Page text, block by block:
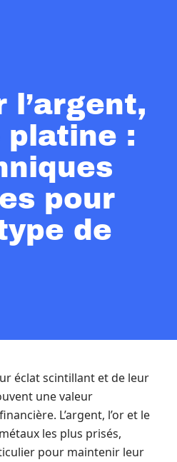
l’argent,
platine :
pour
de
éclat scintillant et de leur
une valeur
L’argent, l’or et le
les plus prisés,
pour maintenir leur